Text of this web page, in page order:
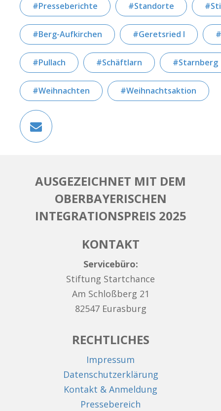
Presseberichte Standorte
Berg-Aufkirchen Geretsried I
Pullach Schäftlarn Starnberg
Weihnachten Weihnachtsaktion
AUSGEZEICHNET MIT DEM
OBERBAYERISCHEN
INTEGRATIONSPREIS 2025
KONTAKT
Servicebüro:
Stiftung Startchance
Am Schloßberg 21
82547 Eurasburg
RECHTLICHES
Impressum
Datenschutzerklärung
Kontakt & Anmeldung
Pressebereich